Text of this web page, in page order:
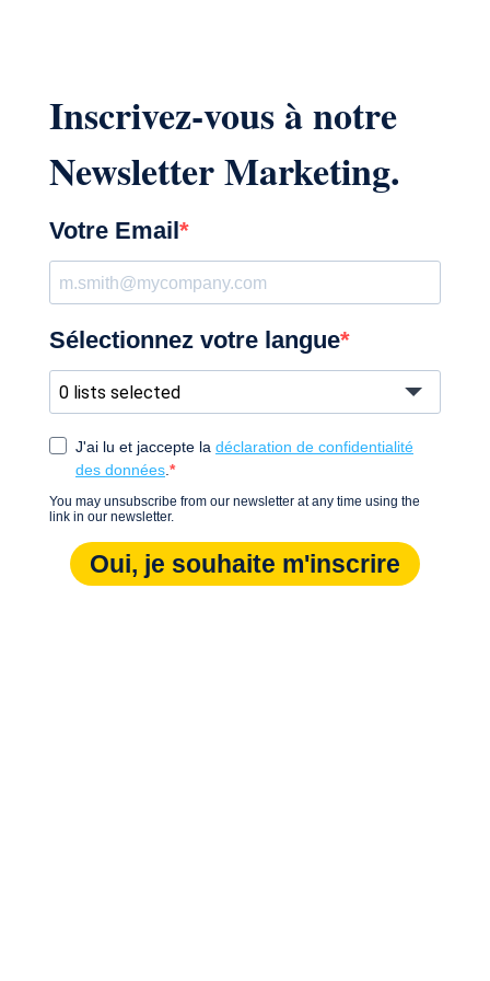
Inscrivez-vous à notre
Newsletter Marketing.
Votre Email
Sélectionnez votre langue
0 lists selected
J'ai lu et jaccepte la déclaration de confidentialité
des données
You may unsubscribe from our newsletter at any time using the
link in our newsletter.
Oui, je souhaite m'inscrire